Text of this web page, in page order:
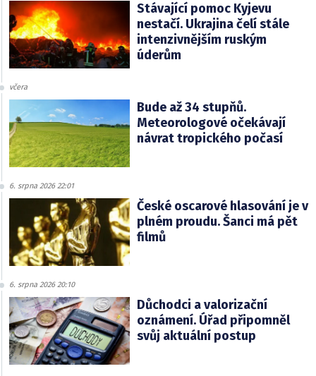
Stávající pomoc Kyjevu
nestačí. Ukrajina čelí stále
intenzivnějším ruským
úderům
včera
Bude až 34 stupňů.
Meteorologové očekávají
návrat tropického počasí
6. srpna 2026 22:01
České oscarové hlasování je v
plném proudu. Šanci má pět
filmů
6. srpna 2026 20:10
Důchodci a valorizační
oznámení. Úřad připomněl
svůj aktuální postup